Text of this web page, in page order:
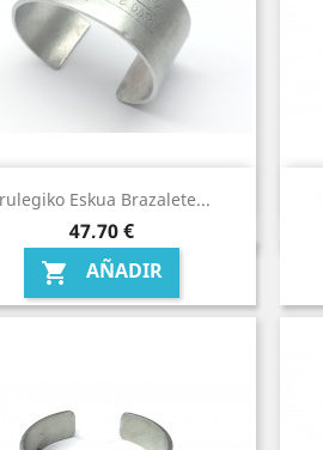
Eskua Brazalete...
Precio
47,70 €
 AÑADIR